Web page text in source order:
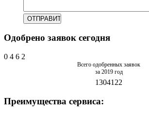
Одобрено заявок сегодня
0 4 6 2
Всего одобренных заявок
за 2019 год
1304122
Преимущества сервиса: